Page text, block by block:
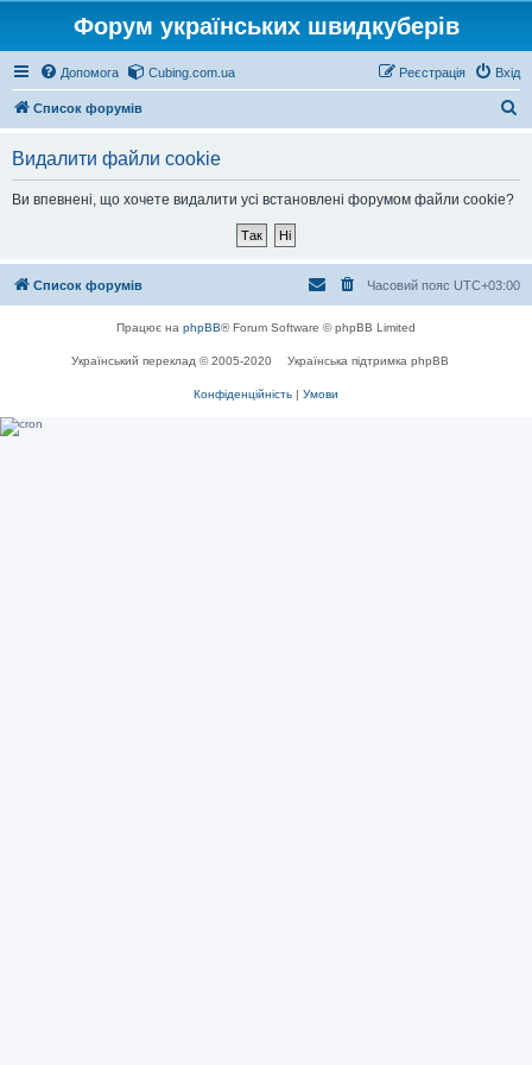
Форум українських швидкуберів
Допомога Cubing.com.ua Вхід
Реєстрація
Список форумів
Видалити файли cookie
Ви впевнені, що хочете видалити усі встановлені форумом файли cookie?
Список форумів Часовий пояс UTC+03:00
Працює на phpBB® Forum Software © phpBB Limited
Український переклад © 2005-2020 Українська підтримка phpBB
Конфіденційність | Умови